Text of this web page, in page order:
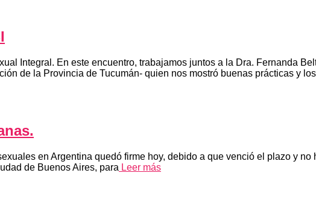
Integral. En este encuentro, trabajamos juntos a la Dra. Fernanda
de la Provincia de Tucumán- quien nos mostró buenas prácticas y
en Argentina quedó firme hoy, debido a que venció el plazo y
de Buenos Aires, para Leer más